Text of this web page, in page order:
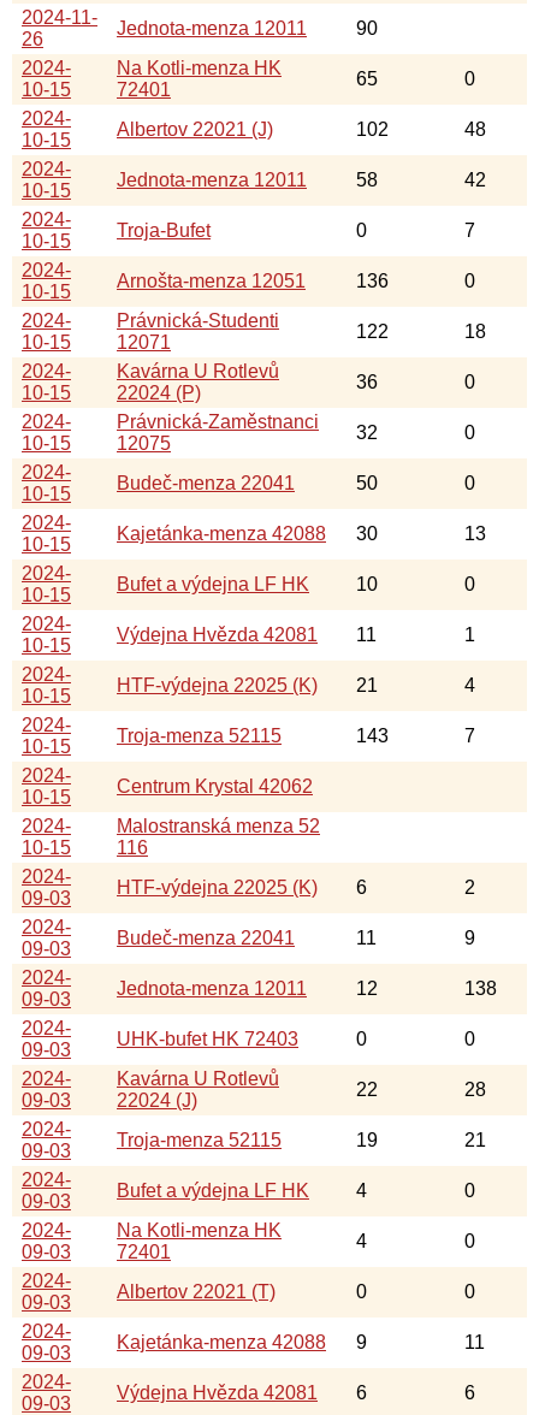
2024-11-
26
Jednota-menza 12011
90
2024-
10-15
Na Kotli-menza HK
72401
65
0
2024-
10-15
Albertov 22021 (J) 102
48
2024-
10-15
Jednota-menza 12011 58
42
2024-
10-15
Troja-Bufet 0
7
2024-
10-15
Arnošta-menza 12051 136
0
2024-
10-15
Právnická-Studenti
12071
122
18
2024-
10-15
Kavárna U Rotlevů
22024 (P)
36
0
2024-
10-15
Právnická-Zaměstnanci
12075
32
0
2024-
10-15
Budeč-menza 22041 50
0
2024-
10-15
Kajetánka-menza 42088 30
13
2024-
10-15
Bufet a výdejna LF HK 10
0
2024-
10-15
Výdejna Hvězda 42081 11
1
2024-
10-15
HTF-výdejna 22025 (K) 21
4
2024-
10-15
Troja-menza 52115 143
7
2024-
10-15
Centrum Krystal 42062
2024-
10-15
Malostranská menza 52
116
2024-
09-03
HTF-výdejna 22025 (K) 6
2
2024-
09-03
Budeč-menza 22041 11
9
2024-
09-03
Jednota-menza 12011 12
138
2024-
09-03
UHK-bufet HK 72403 0
0
2024-
09-03
Kavárna U Rotlevů
22024 (J)
22
28
2024-
09-03
Troja-menza 52115 19
21
2024-
09-03
Bufet a výdejna LF HK 4
0
2024-
09-03
Na Kotli-menza HK
72401
4
0
2024-
09-03
Albertov 22021 (T) 0
0
2024-
09-03
Kajetánka-menza 42088 9
11
2024-
09-03
Výdejna Hvězda 42081 6
6